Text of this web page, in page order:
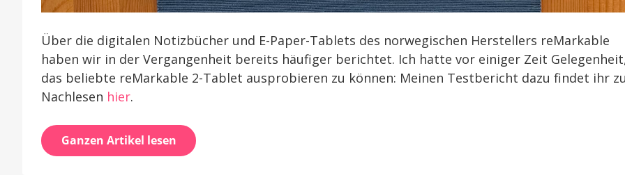
Über die digitalen Notizbücher und E-Paper-Tablets des norwegischen Herstellers reMarkable
haben wir in der Vergangenheit bereits häufiger berichtet. Ich hatte vor einiger Zeit
das beliebte reMarkable 2-Tablet ausprobieren zu können: Meinen Testbericht dazu findet ihr
Nachlesen hier.
Ganzen Artikel lesen